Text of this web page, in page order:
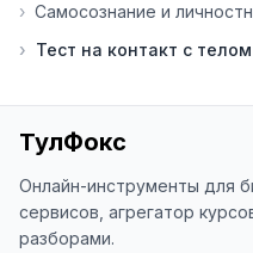
⭐ Если вам
благодарен за
наши
Благодарю за
использование
› Самосознание и
› Тест на контакт с телом
ТулФокс
Онлайн-инструменты для
сервисов, агрегатор
разборами.